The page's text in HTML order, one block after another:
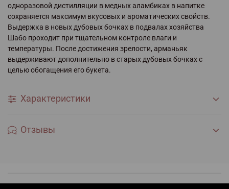
одноразовой дистилляции в медных аламбиках в напитке
сохраняется максимум вкусовых и ароматических свойств.
Выдержка в новых дубовых бочках в подвалах хозяйства
Шабо проходит при тщательном контроле влаги и
температуры. После достижения зрелости, арманьяк
выдерживают дополнительно в старых дубовых бочках с
целью обогащения его букета.
Характеристики
Отзывы